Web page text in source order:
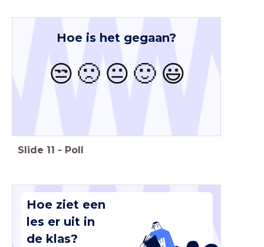
Hoe is het gegaan?
😒 🙁 😐 🙂 😃
Slide 11 - Poll
Hoe ziet een
les er uit in
de klas?